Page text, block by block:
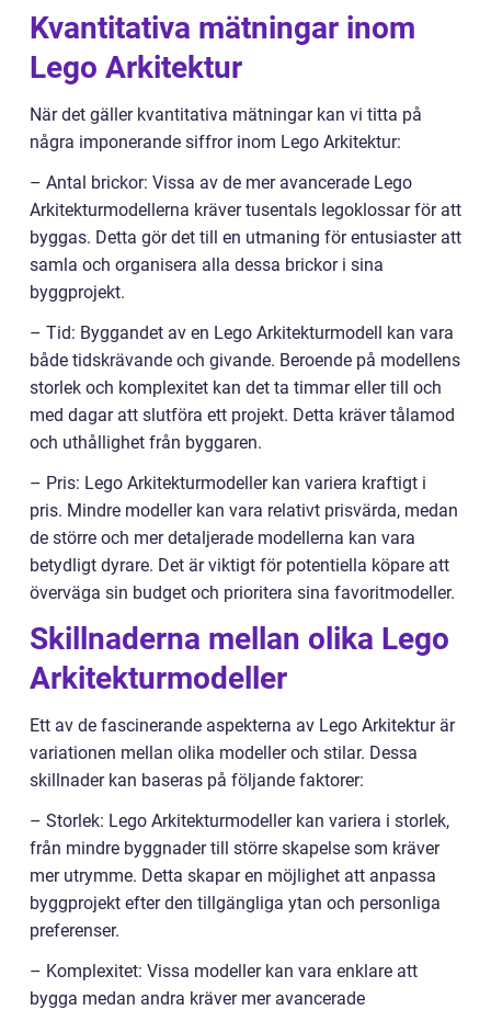
Kvantitativa mätningar inom
Lego Arkitektur
När det gäller kvantitativa mätningar kan vi titta på
några imponerande siffror inom Lego Arkitektur:
– Antal brickor: Vissa av de mer avancerade Lego
Arkitekturmodellerna kräver tusentals legoklossar för att
byggas. Detta gör det till en utmaning för entusiaster att
samla och organisera alla dessa brickor i sina
byggprojekt.
– Tid: Byggandet av en Lego Arkitekturmodell kan vara
både tidskrävande och givande. Beroende på modellens
storlek och komplexitet kan det ta timmar eller till och
med dagar att slutföra ett projekt. Detta kräver tålamod
och uthållighet från byggaren.
– Pris: Lego Arkitekturmodeller kan variera kraftigt i
pris. Mindre modeller kan vara relativt prisvärda, medan
de större och mer detaljerade modellerna kan vara
betydligt dyrare. Det är viktigt för potentiella köpare att
överväga sin budget och prioritera sina favoritmodeller.
Skillnaderna mellan olika Lego
Arkitekturmodeller
Ett av de fascinerande aspekterna av Lego Arkitektur är
variationen mellan olika modeller och stilar. Dessa
skillnader kan baseras på följande faktorer:
– Storlek: Lego Arkitekturmodeller kan variera i storlek,
från mindre byggnader till större skapelse som kräver
mer utrymme. Detta skapar en möjlighet att anpassa
byggprojekt efter den tillgängliga ytan och personliga
preferenser.
– Komplexitet: Vissa modeller kan vara enklare att
bygga medan andra kräver mer avancerade